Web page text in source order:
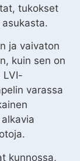
tukokset
ja vaivaton
kuin sen on
LVI-
varassa
kunnossa,